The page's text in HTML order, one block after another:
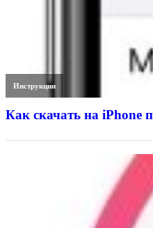
Инструкции
Как скачать на iPhone